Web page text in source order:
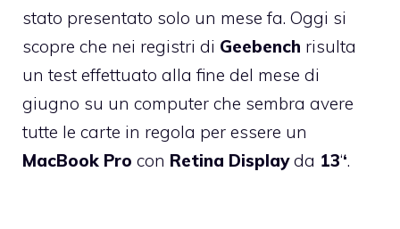
stato presentato solo un mese fa. Oggi si
scopre che nei registri di Geebench risulta
un test effettuato alla fine del mese di
giugno su un computer che sembra avere
tutte le carte in regola per essere un
MacBook Pro con Retina Displayda 13‘‘.